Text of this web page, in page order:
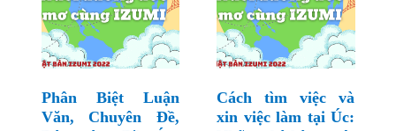
Phân Biệt Luận
Văn, Chuyên Đề,
Cách tìm việc và
xin việc làm tại Úc: